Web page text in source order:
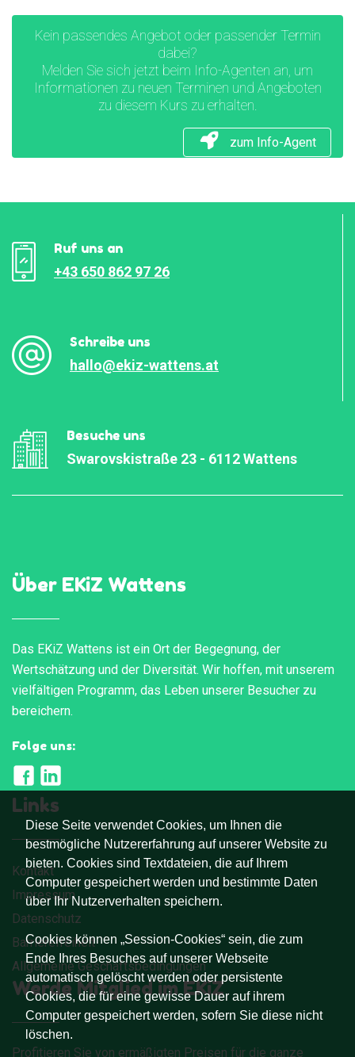
Diese Seite verwendet Cookies, um Ihnen die
bestmögliche Nutzererfahrung auf unserer Website zu
bieten. Cookies sind Textdateien, die auf Ihrem
Computer gespeichert werden und bestimmte Daten
über Ihr Nutzerverhalten speichern.
Cookies können „Session-Cookies“ sein, die zum
Ende Ihres Besuches auf unserer Webseite
automatisch gelöscht werden oder persistente
Cookies, die für eine gewisse Dauer auf ihrem
Computer gespeichert werden, sofern Sie diese nicht
löschen.
Kein passendes Angebot oder passender Termin
dabei?
Melden Sie sich jetzt beim Info-Agenten an, um
Informationen zu neuen Terminen und Angeboten
zu diesem Kurs zu erhalten.
zum Info-Agent
Ruf uns an
+43 650 862 97 26
Schreibe uns
hallo@ekiz-wattens.at
Besuche uns
Swarovskistraße 23 - 6112 Wattens
Über EKiZ Wattens
Das EKiZ Wattens ist ein Ort der Begegnung, der
Wertschätzung und der Diversität. Wir hoffen, mit unserem
vielfältigen Programm, das Leben unserer Besucher zu
bereichern.
Folge uns:
Links
Kontakt
Impressum
Datenschutz
Barrierefreiheit
Allgemeine Geschäftsbedingungen
Werde Mitglied im EKiZ
Profitieren Sie von ermäßigten Preisen für die ganze